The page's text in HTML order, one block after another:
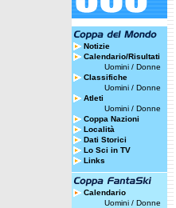
Notizie
Calendario/Risultati
Uomini / Donne
Classifiche
Uomini / Donne
Atleti
Uomini / Donne
Coppa Nazioni
Località
Dati Storici
Lo Sci in TV
Links
Calendario
Uomini / Donne